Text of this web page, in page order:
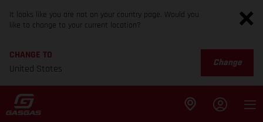
It looks like you are not on your country page. Would you
like to change to your current location?
CHANGE TO
United States
Change